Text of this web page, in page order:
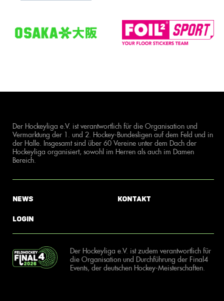
Der Hockeyliga e.V. ist verantwortlich für die Organisation und
Vermarktung der 1. und 2. Hockey-Bundesligen auf dem Feld und in
der Halle. Insgesamt sind über 60 Vereine unter dem Dach der
Hockeyliga organisiert, sowohl im Herren als auch im Damen
Bereich.
News
Login
Kontakt
Der Hockeyliga e.V. ist zudem verantwortlich für
die Organisation und Durchführung der Final4
Events, der deutschen Hockey-Meisterschaften.